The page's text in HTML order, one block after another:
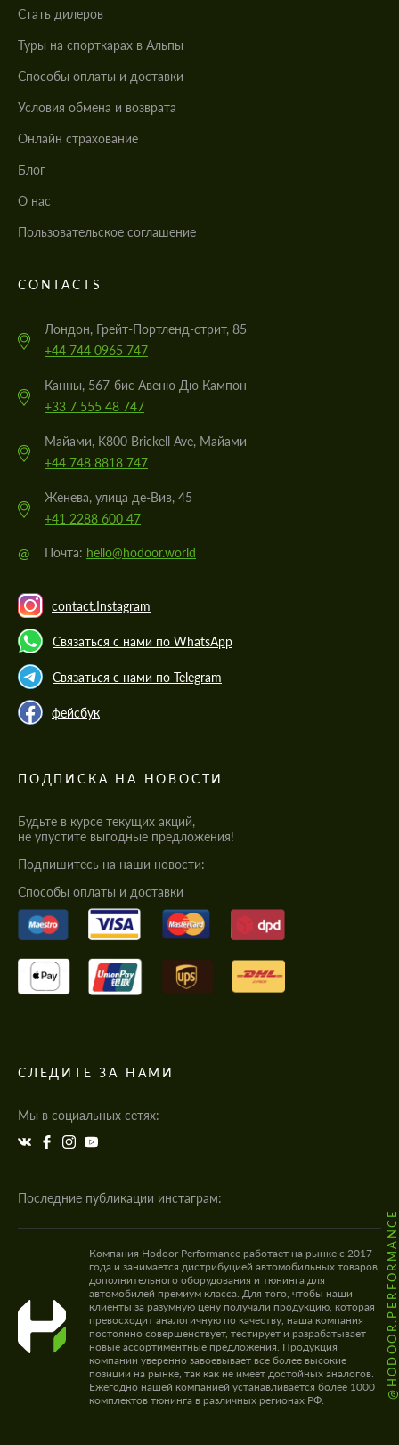
Стать дилеров
Туры на спорткарах в Альпы
Cпособы оплаты и доставки
Условия обмена и возврата
Онлайн страхование
Блог
О нас
Пользовательское соглашение
CONTACTS
Лондон, Грейт-Портленд-стрит, 85
+44 744 0965 747
Канны, 567-бис Авеню Дю Кампон
+33 7 555 48 747
Майами, K800 Brickell Ave, Майами
+44 748 8818 747
Женева, улица де-Вив, 45
+41 2288 600 47
@ Почта: hello@hodoor.world
contact.Instagram
Связаться с нами по WhatsApp
Связаться с нами по Telegram
фейсбук
ПОДПИСКА НА НОВОСТИ
Будьте в курсе текущих акций,
не упустите выгодные предложения!
Подпишитесь на наши новости:
Cпособы оплаты и доставки
СЛЕДИТЕ ЗА НАМИ
Мы в социальных сетях:
Последние публикации инстаграм:
@HODOOR.PERFORMANCE
Компания Hodoor Performance работает на рынке с 2017
года и занимается дистрибуцией автомобильных товаров,
дополнительного оборудования и тюнинга для
автомобилей премиум класса. Для того, чтобы наши
клиенты за разумную цену получали продукцию, которая
превосходит аналогичную по качеству, наша компания
постоянно совершенствует, тестирует и разрабатывает
новые ассортиментные предложения. Продукция
компании уверенно завоевывает все более высокие
позиции на рынке, так как не имеет достойных аналогов.
Ежегодно нашей компанией устанавливается более 1000
комплектов тюнинга в различных регионах РФ.